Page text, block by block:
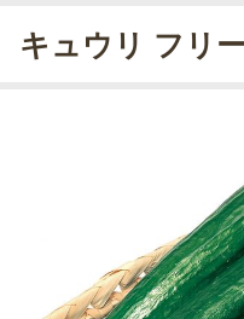
キュウリ フリ